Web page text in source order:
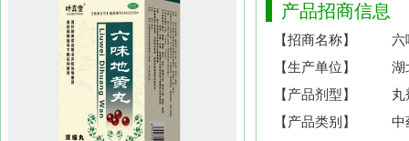
产品招商信息
【招商名称】
六
【生产单位】
湖
【产品剂型】
丸
【产品类别】
中